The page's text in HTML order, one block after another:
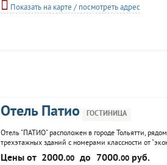
Показать на карте / посмотреть адрес
Отель Патио ГОСТИНИЦА
Отель "ПАТИО" расположен в городе Тольятти,
трехэтажных зданий с номерами классности от
мебелью, телефонами, сейфами, мини-барами; в
Цены от 2000.00 до 7000.00руб.